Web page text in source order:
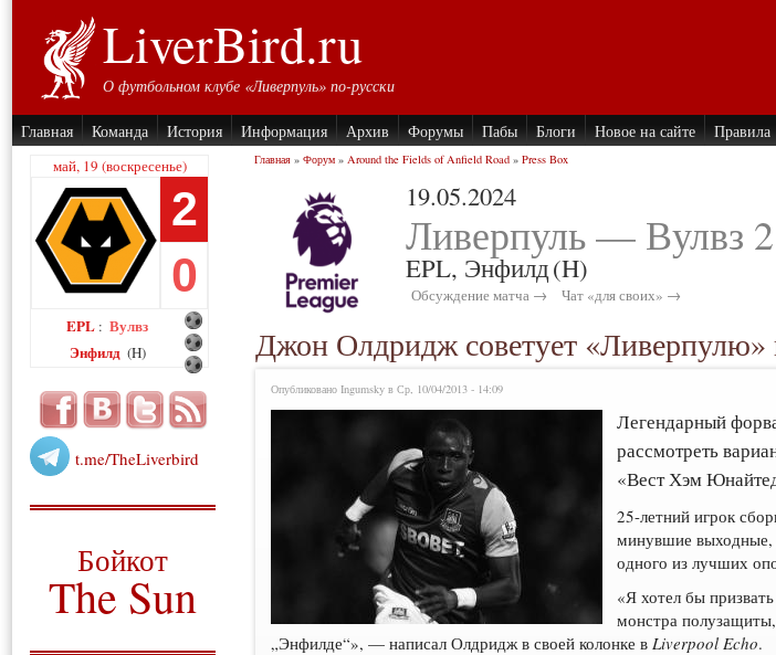
LiverBird.ru
О футбольном клубе «Ливерпуль» по-русски
Главная Команда История Информация Архив Форумы Пабы Блоги Новое на сайте Правила
май, 19 (воскресенье)
2
0
EPL : Вулвз
Энфилд (H)
t.me/TheLiverbird
Бойкот
The Sun
Главная » Форум » Around the Fields of Anfield Road » Press Box
19.05.2024
Ливерпуль — Вулвз
EPL, Энфилд(H)
Обсуждение матча → Чат «для своих» →
Джон Олдридж советует «Ливерпулю»
Опубликовано Ingumsky в Ср, 10/04/2013 - 14:09
Легендарный
рассмотреть
«Вест Хэм
25-летний игрок
минувшие выходные,
одного из лучших
«Я хотел бы
монстра
„Энфилде“», — написал Олдридж в своей колонке в Liverpool Echo.